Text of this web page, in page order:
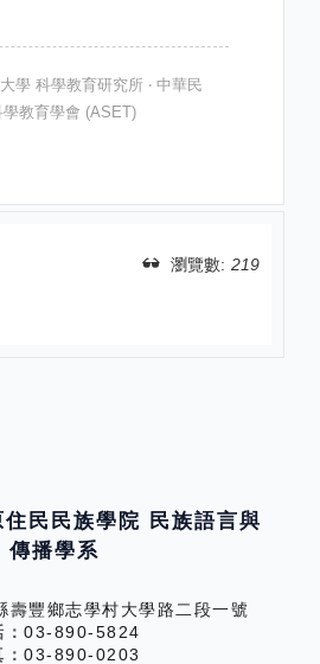
學 科學教育研究所 ‧ 中華民
學教育學會 (ASET)
瀏覽數: 219
住民民族學院 民族語言與
傳播學系
壽豐鄉志學村大學路二段一號
03-890-5824
03-890-0203